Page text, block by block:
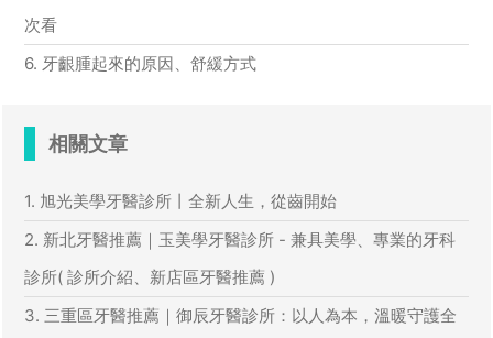
次看
6. 牙齦腫起來的原因、舒緩方式
相關文章
1. 旭光美學牙醫診所丨全新人生，從齒開始
2. 新北牙醫推薦｜玉美學牙醫診所 - 兼具美學、專業的牙科
診所( 診所介紹、新店區牙醫推薦 )
3. 三重區牙醫推薦｜御辰牙醫診所：以人為本，溫暖守護全